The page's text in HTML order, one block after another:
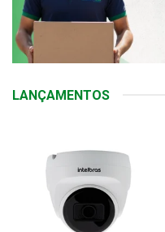
LANÇAMENTOS